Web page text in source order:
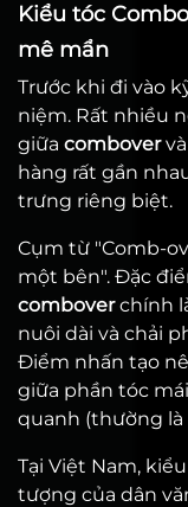
Kiểu tóc
mê mẩn
Trước khi đi vào
niệm. Rất nhiều
giữa combovervà
hàng rất gần
trưng riêng biệt.
Cụm từ "Comb-
một bên". Đặc
comboverchính
nuôi dài và chải
Điểm nhấn tạo
giữa phần tóc
quanh (thường là
Tại Việt Nam,
tượng của dân